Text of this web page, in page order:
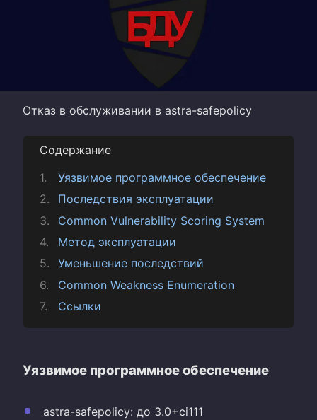
Отказ в обслуживании в astra-safepolicy
Содержание
Уязвимое программное обеспечение
Последствия эксплуатации
Common Vulnerability Scoring System
Метод эксплуатации
Уменьшение последствий
Common Weakness Enumeration
Ссылки
Уязвимое программное обеспечение
astra-safepolicy: до 3.0+ci111